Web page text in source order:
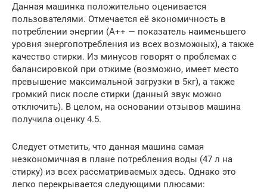
Данная машинка положительно оценивается
пользователями. Отмечается её экономичность в
потреблении энергии (А++ — показатель наименьшего
уровня энергопотребления из всех возможных), а также
качество стирки. Из минусов говорят о проблемах с
балансировкой при отжиме (возможно, имеет место
превышение максимальной загрузки в 5кг), а также
громкий писк после стирки (данный звук можно
отключить). В целом, на основании отзывов машина
получила оценку 4.5.
Следует отметить, что данная машина самая
неэкономичная в плане потребления воды (47 л на
стирку) из всех рассматриваемых здесь. Однако это
легко перекрывается следующими плюсами: